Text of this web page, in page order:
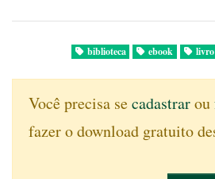
biblioteca ebook livro
Você precisa secadastrarou
fazer o download gratuito